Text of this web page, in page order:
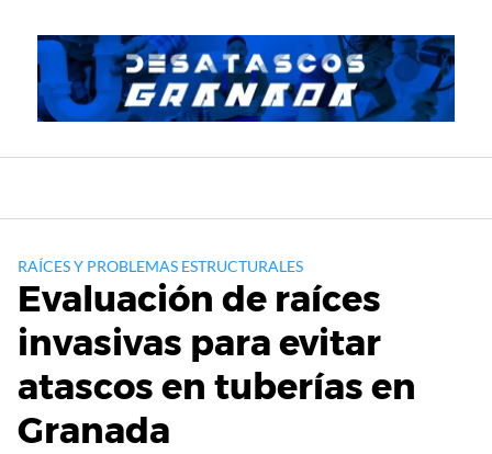
contenido
RAÍCES Y PROBLEMAS ESTRUCTURALES
Evaluación de raíces
invasivas para evitar
atascos en tuberías en
Granada